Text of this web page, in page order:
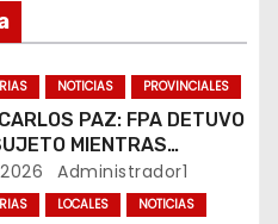
NOTICIAS PROVINCIALES
PAZ: FPA DETUVO
MIENTRAS
COCAÍNA Y
EN UNA PLAZA
Administrador1
LOCALES NOTICIAS